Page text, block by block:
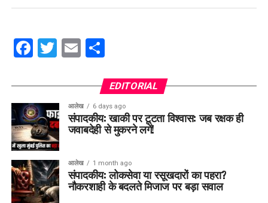
Facebook
Twitter
EmailShare
EDITORIAL
आलेख 6 days ago
संपादकीय: खाकी पर टूटता विश्वास: जब रक्षक ही
जवाबदेही से मुकरने लगें!
आलेख 1 month ago
संपादकीय: लोकसेवा या रसूखदारों का पहरा?
नौकरशाही के बदलते मिजाज पर बड़ा सवाल